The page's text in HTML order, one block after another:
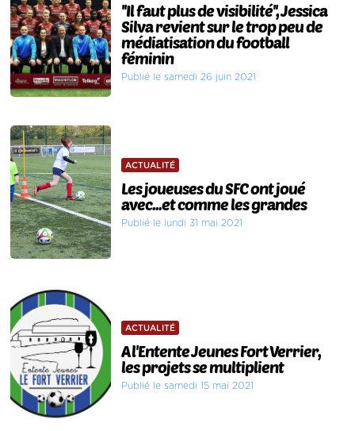
''Il faut plus de visibilité'', Jessica
Silva revient sur le trop peu de
médiatisation du football
féminin
Publié le samedi 26 juin 2021
ACTUALITÉ
Les joueuses du SFC ont joué
avec...et comme les grandes
Publié le lundi 31 mai 2021
ACTUALITÉ
A l'Entente Jeunes Fort Verrier,
les projets se multiplient
Publié le samedi 15 mai 2021